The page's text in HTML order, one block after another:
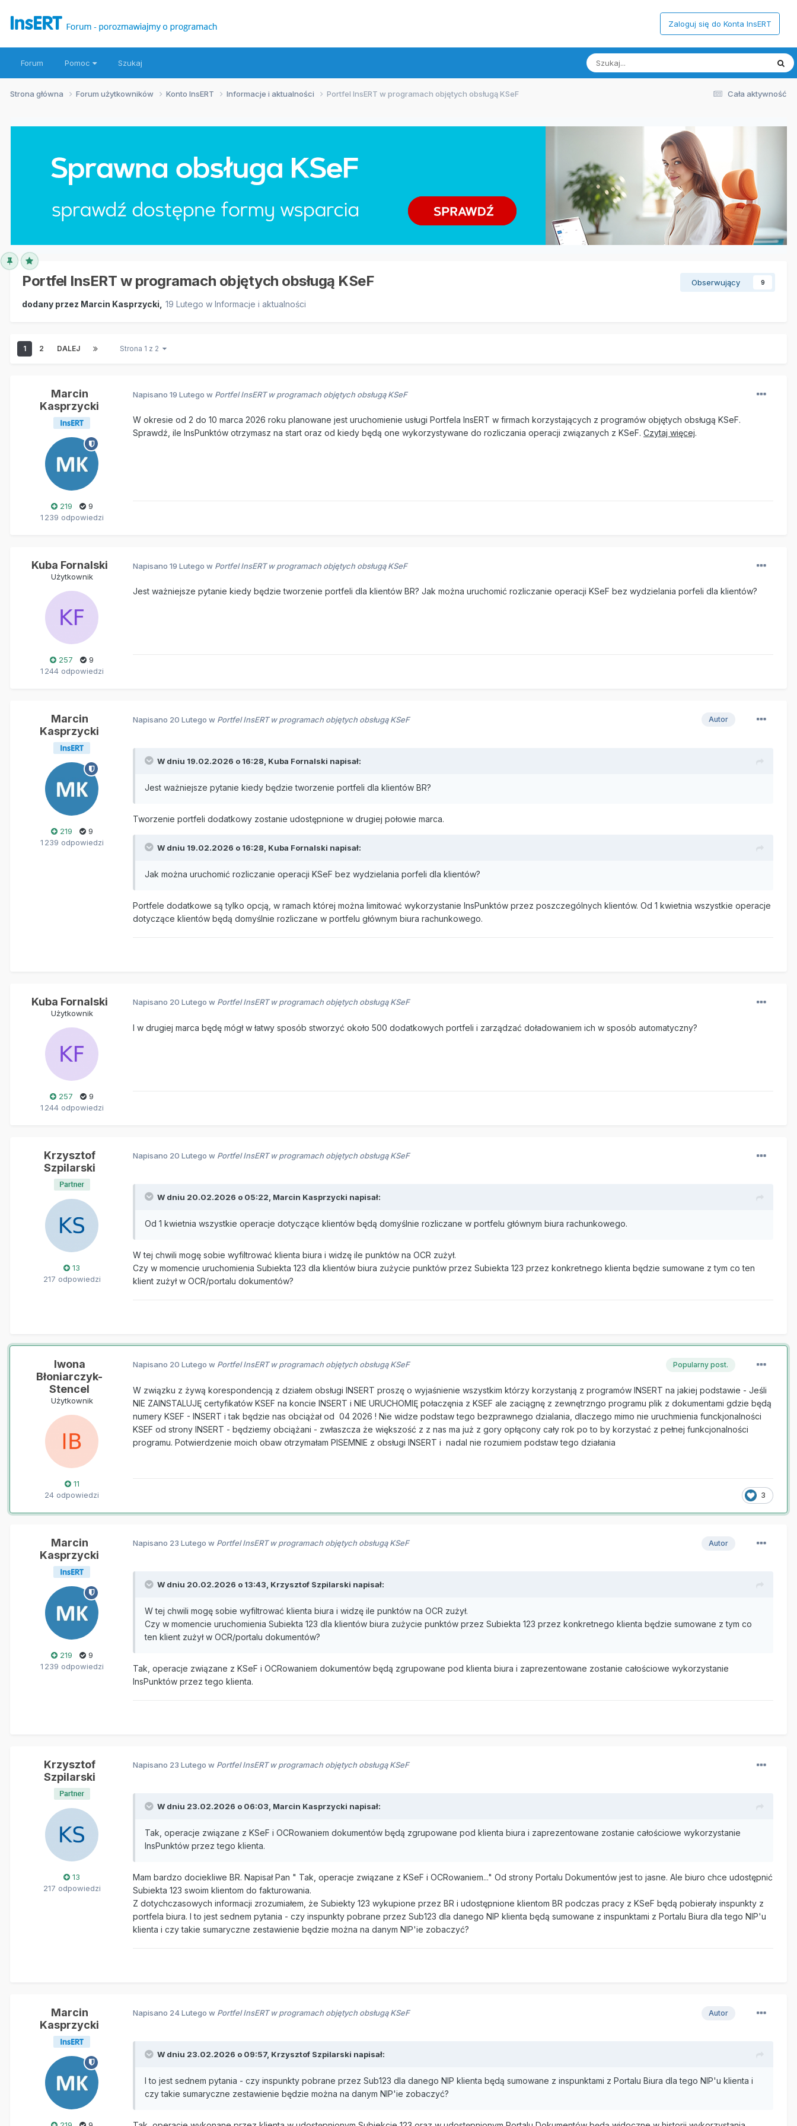
Zaloguj się do Konta InsERT
Forum Pomoc Szukaj
Cała aktywność
Strona główna Forum użytkowników Konto InsERT Informacje i aktualności Portfel InsERT w programach objętych obsługą KSeF
Portfel InsERT w programach objętych obsługą KSeF Obserwujący 9
dodany przez Marcin Kasprzycki 19 Lutego w Informacje i aktualności
1 2 DALEJ Strona 1 z 2
Marcin
Kasprzycki
219
9
1 239 odpowiedzi
Napisano 19 Lutego w Portfel InsERT w programach objętych obsługą KSeF
W okresie od 2 do 10 marca 2026 roku planowane jest uruchomienie usługi Portfela InsERT w firmach korzystających z programów objętych obsługą KSeF.
Sprawdź, ile InsPunktów otrzymasz na start oraz od kiedy będą one wykorzystywane do rozliczania operacji związanych z KSeF. Czytaj więcej.
Kuba Fornalski
Użytkownik
257
9
1 244 odpowiedzi
Napisano 19 Lutego w Portfel InsERT w programach objętych obsługą KSeF
Jest ważniejsze pytanie kiedy będzie tworzenie portfeli dla klientów BR? Jak można uruchomić rozliczanie operacji KSeF bez wydzielania porfeli dla klientów?
Marcin
Kasprzycki
219
9
1 239 odpowiedzi
Autor
Napisano 20 Lutego w Portfel InsERT w programach objętych obsługą KSeF
W dniu 19.02.2026 o 16:28, Kuba Fornalski napisał:
Jest ważniejsze pytanie kiedy będzie tworzenie portfeli dla klientów BR?
Tworzenie portfeli dodatkowy zostanie udostępnione w drugiej połowie marca.
W dniu 19.02.2026 o 16:28, Kuba Fornalski napisał:
Jak można uruchomić rozliczanie operacji KSeF bez wydzielania porfeli dla klientów?
Portfele dodatkowe są tylko opcją, w ramach której można limitować wykorzystanie InsPunktów przez poszczególnych klientów. Od 1 kwietnia wszystkie operacje
dotyczące klientów będą domyślnie rozliczane w portfelu głównym biura rachunkowego.
Kuba Fornalski
Użytkownik
257
9
1 244 odpowiedzi
Napisano 20 Lutego w Portfel InsERT w programach objętych obsługą KSeF
I w drugiej marca będę mógł w łatwy sposób stworzyć około 500 dodatkowych portfeli i zarządzać doładowaniem ich w sposób automatyczny?
Krzysztof
Szpilarski
13
217 odpowiedzi
Napisano 20 Lutego w Portfel InsERT w programach objętych obsługą KSeF
W dniu 20.02.2026 o 05:22, Marcin Kasprzycki napisał:
Od 1 kwietnia wszystkie operacje dotyczące klientów będą domyślnie rozliczane w portfelu głównym biura rachunkowego.
W tej chwili mogę sobie wyfiltrować klienta biura i widzę ile punktów na OCR zużył.
Czy w momencie uruchomienia Subiekta 123 dla klientów biura zużycie punktów przez Subiekta 123 przez konkretnego klienta będzie sumowane z tym co ten
klient zużył w OCR/portalu dokumentów?
Iwona
Błoniarczyk-
Stencel
Użytkownik
11
24 odpowiedzi
Popularny post.
Napisano 20 Lutego w Portfel InsERT w programach objętych obsługą KSeF
W związku z żywą korespondencją z działem obsługi INSERT proszę o wyjaśnienie wszystkim którzy korzystanją z programów INSERT na jakiej podstawie - Jeśli
NIE ZAINSTALUJĘ certyfikatów KSEF na koncie INSERT i NIE URUCHOMIĘ połaczęnia z KSEF ale zaciągnę z zewnętrzngo programu plik z dokumentami gdzie będą
numery KSEF - INSERT i tak będzie nas obciążał od 04 2026 ! Nie widze podstaw tego bezprawnego dzialania, dlaczego mimo nie uruchmienia funckjonalności
KSEF od strony INSERT - będziemy obciążani - zwłaszcza że większość z z nas ma już z gory opłącony cały rok po to by korzystać z pełnej funkcjonalności
programu. Potwierdzenie moich obaw otrzymałam PISEMNIE z obsługi INSERT i nadal nie rozumiem podstaw tego działania
3
Marcin
Kasprzycki
219
9
1 239 odpowiedzi
Autor
Napisano 23 Lutego w Portfel InsERT w programach objętych obsługą KSeF
W dniu 20.02.2026 o 13:43, Krzysztof Szpilarski napisał:
W tej chwili mogę sobie wyfiltrować klienta biura i widzę ile punktów na OCR zużył.
Czy w momencie uruchomienia Subiekta 123 dla klientów biura zużycie punktów przez Subiekta 123 przez konkretnego klienta będzie sumowane z tym co
ten klient zużył w OCR/portalu dokumentów?
Tak, operacje związane z KSeF i OCRowaniem dokumentów będą zgrupowane pod klienta biura i zaprezentowane zostanie całościowe wykorzystanie
InsPunktów przez tego klienta.
Krzysztof
Szpilarski
13
217 odpowiedzi
Napisano 23 Lutego w Portfel InsERT w programach objętych obsługą KSeF
W dniu 23.02.2026 o 06:03, Marcin Kasprzycki napisał:
Tak, operacje związane z KSeF i OCRowaniem dokumentów będą zgrupowane pod klienta biura i zaprezentowane zostanie całościowe wykorzystanie
InsPunktów przez tego klienta.
Mam bardzo dociekliwe BR. Napisał Pan " Tak, operacje związane z KSeF i OCRowaniem..." Od strony Portalu Dokumentów jest to jasne. Ale biuro chce udostępnić
Subiekta 123 swoim klientom do fakturowania.
Z dotychczasowych informacji zrozumiałem, że Subiekty 123 wykupione przez BR i udostępnione klientom BR podczas pracy z KSeF będą pobierały inspunkty z
portfela biura. I to jest sednem pytania - czy inspunkty pobrane przez Sub123 dla danego NIP klienta będą sumowane z inspunktami z Portalu Biura dla tego NIP'u
klienta i czy takie sumaryczne zestawienie będzie można na danym NIP'ie zobaczyć?
Marcin
Kasprzycki
Autor
Napisano 24 Lutego w Portfel InsERT w programach objętych obsługą KSeF
W dniu 23.02.2026 o 09:57, Krzysztof Szpilarski napisał:
I to jest sednem pytania - czy inspunkty pobrane przez Sub123 dla danego NIP klienta będą sumowane z inspunktami z Portalu Biura dla tego NIP'u klienta i
czy takie sumaryczne zestawienie będzie można na danym NIP'ie zobaczyć?